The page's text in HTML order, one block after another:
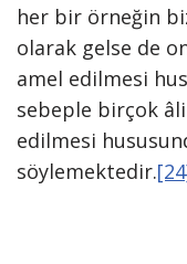
her bir örneğin
olarak gelse de
amel edilmesi
sebeple birçok
edilmesi
söylemektedir.